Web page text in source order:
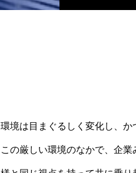
環境は目まぐるしく変化し、か
この厳しい環境のなかで、企